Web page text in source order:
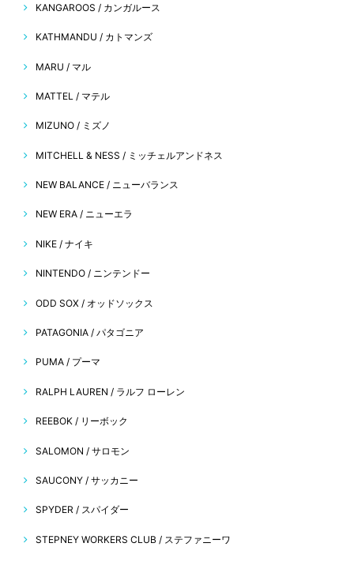
KANGAROOS / カンガルース
KATHMANDU / カトマンズ
MARU / マル
MATTEL / マテル
MIZUNO / ミズノ
MITCHELL & NESS / ミッチェルアンドネス
NEW BALANCE / ニューバランス
NEW ERA / ニューエラ
NIKE / ナイキ
NINTENDO / ニンテンドー
ODD SOX / オッドソックス
PATAGONIA / パタゴニア
PUMA / プーマ
RALPH LAUREN / ラルフ ローレン
REEBOK / リーボック
SALOMON / サロモン
SAUCONY / サッカニー
SPYDER / スパイダー
STEPNEY WORKERS CLUB / ステファニーワ